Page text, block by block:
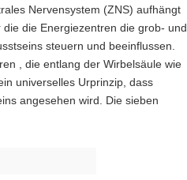
Nervensystem (ZNS) aufhängt
die Energiezentren die grob- und
steuern und beeinflussen.
, die entlang der Wirbelsäule wie
universelles Urprinzip, dass
angesehen wird. Die sieben